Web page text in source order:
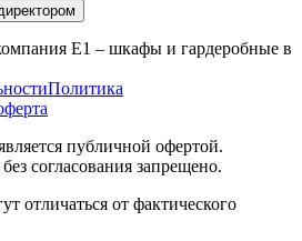
Е1 – шкафы и гардеробные в
Политика
публичной офертой.
согласования запрещено.
отличаться от фактического